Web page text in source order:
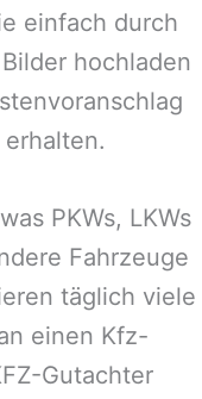
einfach durch
hochladen
PKWs, LKWs
Fahrzeuge
täglich viele
einen Kfz-
Gutachter